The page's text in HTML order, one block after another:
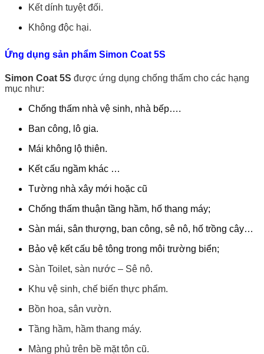
Kết dính tuyệt đối.
Không độc hại.
Ứng dụng sản phẩm Simon Coat 5S
Simon Coat 5S được ứng dụng chống thấm cho các hạng
mục như:
Chống thấm nhà vệ sinh, nhà bếp….
Ban công, lô gia.
Mái không lộ thiên.
Kết cấu ngầm khác …
Tường nhà xây mới hoặc cũ
Chống thấm thuận tầng hầm, hố thang máy;
Sàn mái, sân thượng, ban công, sê nô, hố trồng cây…
Bảo vệ kết cấu bê tông trong môi trường biển;
Sàn Toilet, sàn nước – Sê nô.
Khu vệ sinh, chế biến thực phẩm.
Bồn hoa, sân vườn.
Tầng hầm, hầm thang máy.
Màng phủ trên bề mặt tôn cũ.